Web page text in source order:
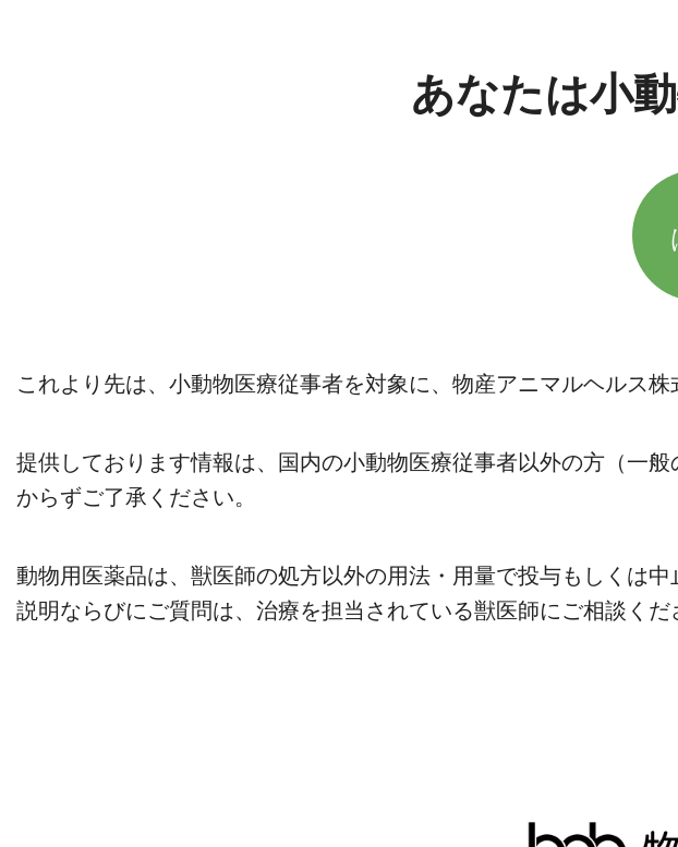
あなたは小
これより先は、小動物医療従事者を対象に、物産アニマルヘルス
提供しております情報は、国内の小動物医療従事者以外の方（一
からずご了承ください。
動物用医薬品は、獣医師の処方以外の用法・用量で投与もしくは
説明ならびにご質問は、治療を担当されている獣医師にご相談くだ